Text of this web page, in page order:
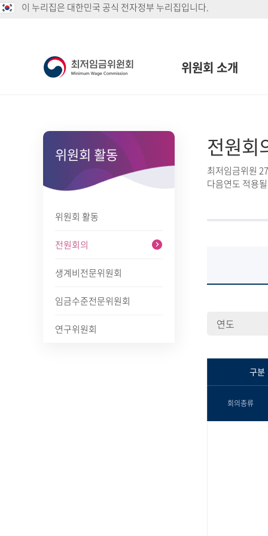
이 누리집은 대한민국 공식 전자정부 누리집입니다.
위원회 소개
위원회 활동
위원회 활동
전원회의
생계비전문위원회
임금수준전문위원회
연구위원회
전원회
최저임금위원
다음연도 적용
구분
회의종류